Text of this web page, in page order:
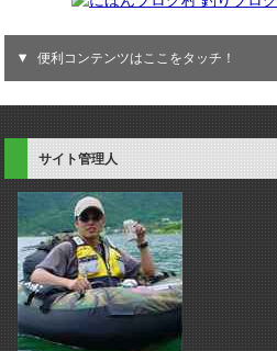
便利コンテンツはここをタッチ！
サイト管理人